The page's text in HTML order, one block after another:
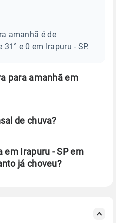
amanhã é de
e 0 em Irapuru - SP.
para amanhã em
de chuva?
em Irapuru - SP em
já choveu?